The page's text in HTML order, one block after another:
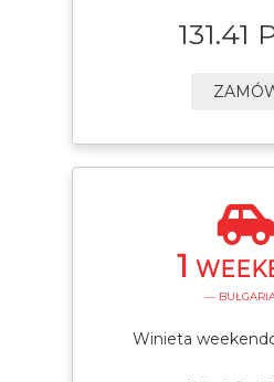
131.41
1
—
Winieta